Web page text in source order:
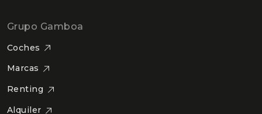
Grupo Gamboa
Coches
Marcas
Renting
Alquiler